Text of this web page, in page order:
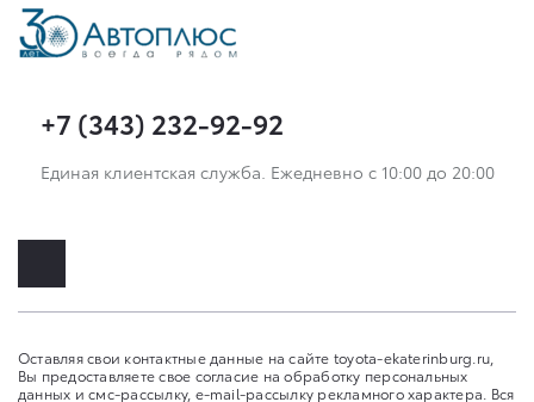
+7 (343) 232-92-92
Единая клиентская служба. Ежедневно с 10:00 до 20:00
Оставляя свои контактные данные на сайте toyota-ekaterinburg.ru,
Вы предоставляете свое согласие на обработку персональных
данных и смс-рассылку, e-mail-рассылку рекламного характера. Вся